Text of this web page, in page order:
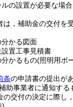
ルの設置が必要な場
は，補助金の交付を
かる図面
置工事見積書
かるもの(照明用ポ
条の申請書の提出が
助事業者に通知する
の交付の決定に際し